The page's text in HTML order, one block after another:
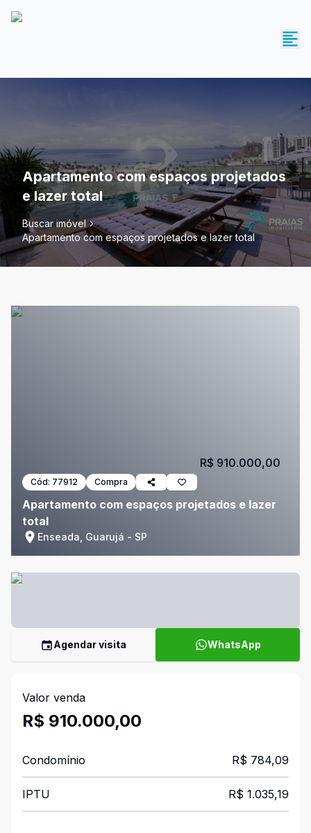
Apartamento com espaços projetados
e lazer total
Buscar imóvel
Apartamento com espaços projetados e lazer total
Cód: 77912 Compra
Apartamento com espaços projetados e lazer
total
Enseada, Guarujá - SP
R$ 910.000,00
Agendar visita WhatsApp
Valor venda
R$ 910.000,00
Condomínio R$ 784,09
IPTU R$ 1.035,19